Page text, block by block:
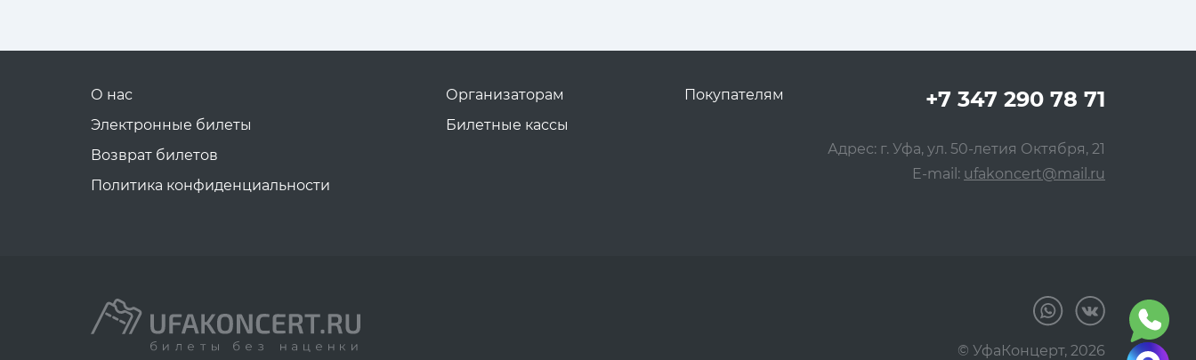
О нас
Электронные билеты
Возврат билетов
Политика конфиденциальности
Организаторам
Билетные кассы
Покупателям +7 347 290 78 71
Адрес: г. Уфа, ул. 50-летия Октября, 21
E-mail: ufakoncert@mail.ru
© УфаКонцерт, 2026